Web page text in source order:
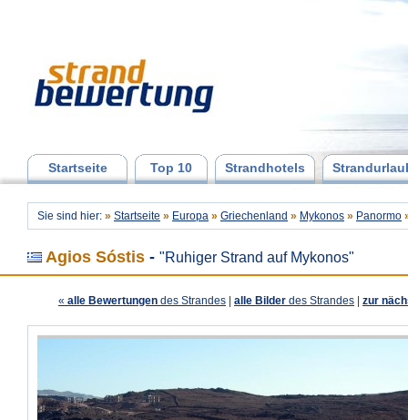
Startseite Top 10 Strandhotels
Sie sind hier: » Startseite » Europa » Griechenland » Mykonos » Panormo
Agios Sóstis - "Ruhiger Strand auf Mykonos"
« alle Bewertungen des Strandes alle Bilder des Strandes zur